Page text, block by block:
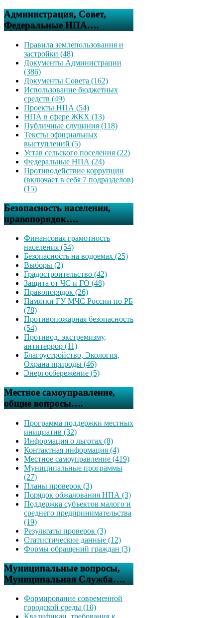
Администрация, Совет,
Федеральные НПА….
Правила землепользования и
застройки (48)
Документы Администрации
(386)
Документы Совета (162)
Использование бюджетных
средств (49)
Проекты НПА (54)
НПА в сфере ЖКХ (13)
Публичные слушания (118)
Тексты официальных
выступлений (5)
Устав сельского поселения (22)
Федеральные НПА (24)
Противодействие коррупции
(включает в себя 7 подразделов)
(15)
Безопасность населения,
правопорядок….
Финансовая грамотность
населения (54)
Безопасность на водоемах (25)
Выборы (2)
Градостроительство (42)
Защита от ЧС и ГО (48)
Правопорядок (26)
Памятки ГУ МЧС России по РБ
(78)
Противопожарная безопасность
(54)
Противод. экстремизму,
антитеррор (11)
Благоустройство, Экология,
Охрана природы (46)
Энергосбережение (5)
Местное самоуправление,
общие вопросы….
Программа поддержки местных
инициатив (32)
Информация о льготах (8)
Контактная информация (4)
Местное самоуправление (419)
Муниципальные программы
(27)
Планы проверок (3)
Порядок обжалования НПА (3)
Поддержка субъектов малого и
среднего предпринимательства
(19)
Результаты проверок (3)
Статистические данные (12)
Формы обращений граждан (3)
Муниципальные вопросы,
Муниципальная Служба….
Формирование современной
городской среды (10)